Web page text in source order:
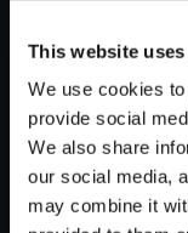
This website
We use cookies
provide social
We also share
our social media,
may combine it